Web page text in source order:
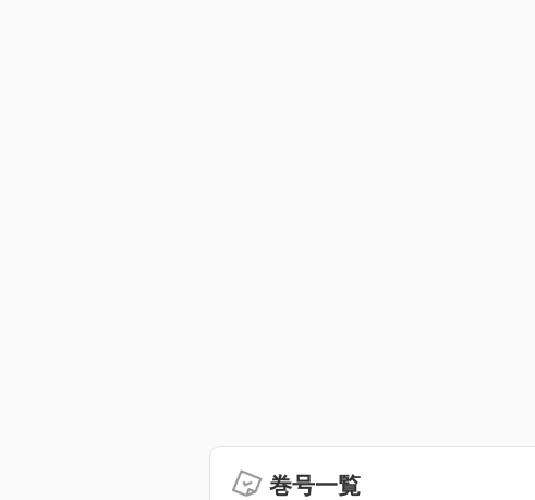
巻号一覧